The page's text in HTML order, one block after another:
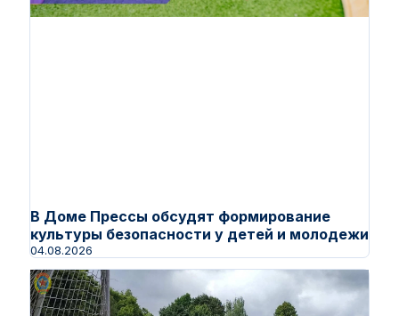
В Доме Прессы обсудят формирование
культуры безопасности у детей и молодежи
04.08.2026